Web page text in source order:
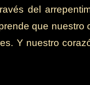
del
que nuestro
Y nuestro